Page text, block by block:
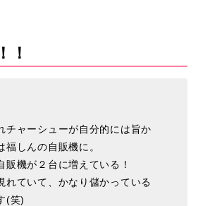
！
チャーシューが自分的には旨か
福しんの自販機に。
販機が２台に増えている！
れていて、かなり儲かっている
(笑)